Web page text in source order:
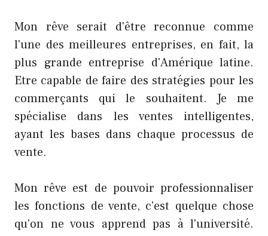
Mon rêve serait d'être reconnue comme
l'une des meilleures entreprises, en fait, la
plus grande entreprise d'Amérique latine.
Etre capable de faire des stratégies pour les
commerçants qui le souhaitent. Je me
spécialise dans les ventes intelligentes,
ayant les bases dans chaque processus de
vente.
Mon rêve est de pouvoir professionnaliser
les fonctions de vente, c'est quelque chose
qu'on ne vous apprend pas à l'université.